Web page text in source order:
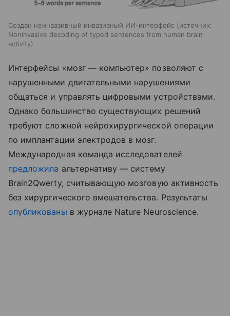
Создан неинвазивный инвазивный ИИ-интерфейс
источник:
Noninvasive decoding of typed sentences from human brain
activity
Интерфейсы «мозг — компьютер» позволяют с
нарушенными двигательными нарушениями
общаться и управлять цифровыми устройствами.
Однако большинство существующих решений
требуют сложной нейрохирургической операции
по имплантации электродов в мозг.
Международная команда исследователей
предложила альтернативу — систему
Brain2Qwerty, считывающую мозговую активность
без хирургического вмешательства. Результаты
опубликованы в журнале Nature Neuroscience.